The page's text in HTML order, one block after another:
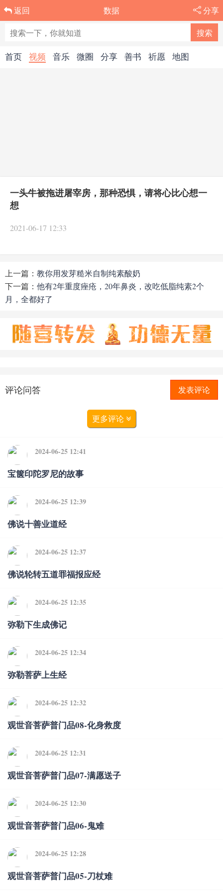
返回 数据 分享
首页 视频 音乐 微圈 分享 善书 祈愿 地图
一头牛被拖进屠宰房，那种恐惧，请将心比心想一
想
2021-06-17 12:33
上一篇： 教你用发芽糙米自制纯素酸奶
下一篇： 他有2年重度痤疮，20年鼻炎，改吃低脂纯素2个
月，全都好了
评论问答 发表评论
更多评论
2024-06-25 12:41
宝箧印陀罗尼的故事
2024-06-25 12:39
佛说十善业道经
2024-06-25 12:37
佛说轮转五道罪福报应经
2024-06-25 12:35
弥勒下生成佛记
2024-06-25 12:34
弥勒菩萨上生经
2024-06-25 12:32
观世音菩萨普门品08-化身救度
2024-06-25 12:31
观世音菩萨普门品07-满愿送子
2024-06-25 12:30
观世音菩萨普门品06-鬼难
2024-06-25 12:28
观世音菩萨普门品05-刀杖难